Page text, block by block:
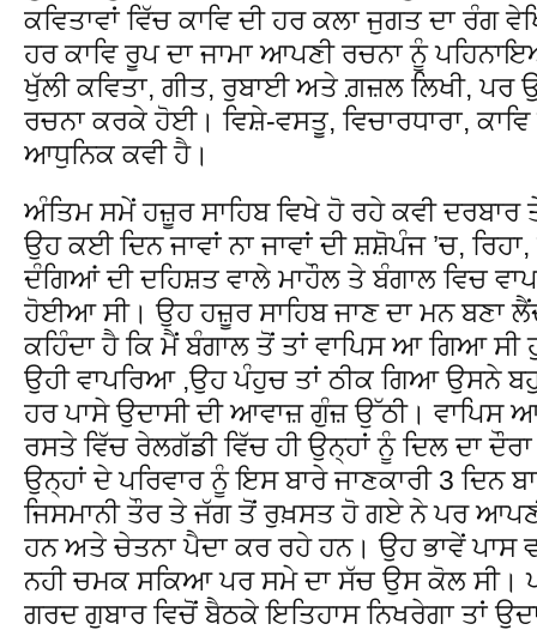
ਕਵਿਤਾਵਾਂ ਵਿੱਚ ਕਾਵਿ ਦੀ ਹਰ ਕਲਾ ਜੁਗਤ ਦਾ ਰੰਗ
ਹਰ ਕਾਵਿ ਰੂਪ ਦਾ ਜਾਮਾ ਆਪਣੀ ਰਚਨਾ ਨੂੰ
ਖੁੱਲੀ ਕਵਿਤਾ, ਗੀਤ, ਰੁਬਾਈ ਅਤੇ ਗ਼ਜ਼ਲ ਲਿਖੀ, ਪਰ
ਰਚਨਾ ਕਰਕੇ ਹੋਈ। ਵਿਸ਼ੇ-ਵਸਤੂ, ਵਿਚਾਰਧਾਰਾ,
ਆਧੁਨਿਕ ਕਵੀ ਹੈ।
ਅੰਤਿਮ ਸਮੇਂ ਹਜ਼ੂਰ ਸਾਹਿਬ ਵਿਖੇ ਹੋ ਰਹੇ ਕਵੀ
ਉਹ ਕਈ ਦਿਨ ਜਾਵਾਂ ਨਾ ਜਾਵਾਂ ਦੀ ਸ਼ਸ਼ੋਪੰਜ ’ਚ,
ਦੰਗਿਆਂ ਦੀ ਦਹਿਸ਼ਤ ਵਾਲੇ ਮਾਹੌਲ ਤੇ ਬੰਗਾਲ ਵਿਚ
ਹੋਈਆ ਸੀ। ਉਹ ਹਜ਼ੂਰ ਸਾਹਿਬ ਜਾਣ ਦਾ ਮਨ ਬਣਾ
ਕਹਿੰਦਾ ਹੈ ਕਿ ਮੈਂ ਬੰਗਾਲ ਤੋਂ ਤਾਂ ਵਾਪਿਸ ਆ ਗਿਆ
ਉਹੀ ਵਾਪਰਿਆ ,ਉਹ ਪੰਹੁਚ ਤਾਂ ਠੀਕ ਗਿਆ ਉਸਨੇ
ਹਰ ਪਾਸੇ ਉਦਾਸੀ ਦੀ ਆਵਾਜ਼ ਗੁੰਜ਼ ਉੱਠੀ। ਵਾਪਿਸ
ਰਸਤੇ ਵਿੱਚ ਰੇਲਗੱਡੀ ਵਿੱਚ ਹੀ ਉਨ੍ਹਾਂ ਨੂੰ ਦਿਲ ਦਾ
ਉਨ੍ਹਾਂ ਦੇ ਪਰਿਵਾਰ ਨੂੰ ਇਸ ਬਾਰੇ ਜਾਣਕਾਰੀ 3 ਦਿਨ
ਜਿਸਮਾਨੀ ਤੌਰ ਤੇ ਜੱਗ ਤੋਂ ਰੁਖ਼ਸਤ ਹੋ ਗਏ ਨੇ ਪਰ
ਹਨ ਅਤੇ ਚੇਤਨਾ ਪੈਦਾ ਕਰ ਰਹੇ ਹਨ। ਉਹ ਭਾਵੇਂ ਪਾਸ
ਨਹੀ ਚਮਕ ਸਕਿਆ ਪਰ ਸਮੇ ਦਾ ਸੱਚ ਉਸ ਕੋਲ ਸੀ।
ਗਰਦ ਗੁਬਾਰ ਵਿਚੋਂ ਬੈਠਕੇ ਇਤਿਹਾਸ ਨਿਖਰੇਗਾ ਤਾਂ